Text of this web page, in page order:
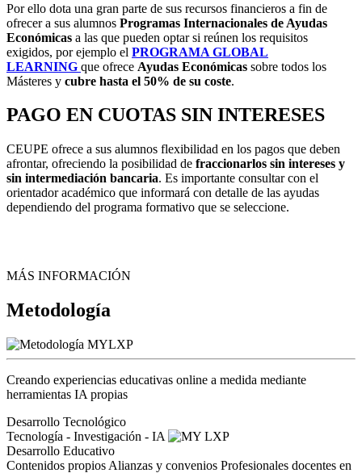
Por ello dota una gran parte de sus recursos financieros a fin de
ofrecer a sus alumnos Programas Internacionales de Ayudas
Económicas a las que pueden optar si reúnen los requisitos
exigidos, por ejemplo el PROGRAMA GLOBAL
LEARNING que ofrece Ayudas Económicas sobre todos los
Másteres y cubre hasta el 50% de su coste.
PAGO EN CUOTAS SIN INTERESES
CEUPE ofrece a sus alumnos flexibilidad en los pagos que deben
afrontar, ofreciendo la posibilidad de fraccionarlos sin intereses y
sin intermediación bancaria. Es importante consultar con el
orientador académico que informará con detalle de las ayudas
dependiendo del programa formativo que se seleccione.
MÁS INFORMACIÓN
Metodología
Creando experiencias educativas online a medida mediante
herramientas IA propias
Desarrollo Tecnológico
Tecnología - Investigación - IA
Desarrollo Educativo
Contenidos propios Alianzas y convenios Profesionales docentes en